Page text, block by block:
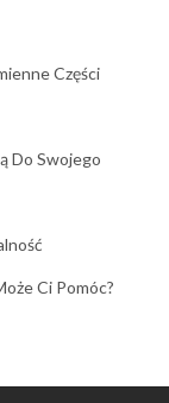
Części
Do Swojego
Ci Pomóc?